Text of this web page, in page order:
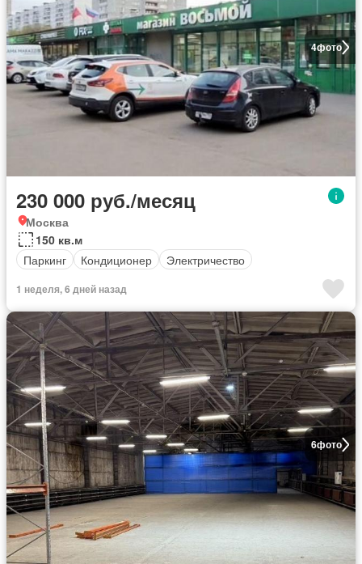
4фото
230 000 руб./месяц
Москва
150 кв.м
Паркинг
Кондиционер Электричество
1 неделя, 6 дней назад
6фото